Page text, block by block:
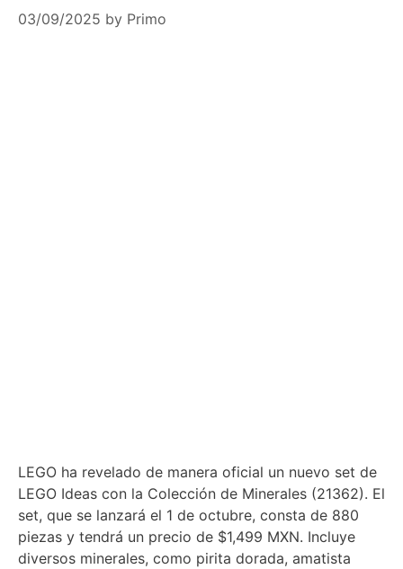
03/09/2025 by Primo
LEGO ha revelado de manera oficial un nuevo set de
LEGO Ideas con la Colección de Minerales (21362). El
set, que se lanzará el 1 de octubre, consta de 880
piezas y tendrá un precio de $1,499 MXN. Incluye
diversos minerales, como pirita dorada, amatista